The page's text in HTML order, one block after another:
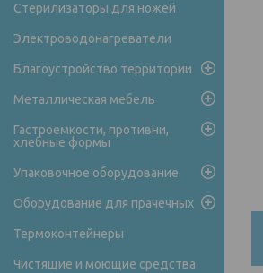
Стерилизаторы для ножей
Электроводонагреватели
Благоустройство территории
Металлическая мебель
Гастроемкости, противни,
хлебные формы
Упаковочное оборудование
Оборудование для прачечных
Термоконтейнеры
Чистящие и моющие средства